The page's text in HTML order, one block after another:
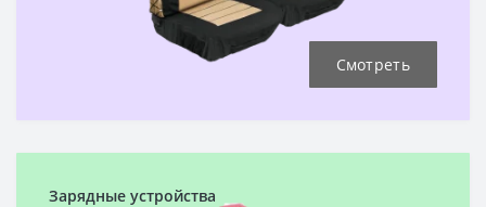
Смотреть
Зарядные устройства